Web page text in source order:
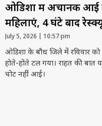
ओडिशा में अचानक आई
महिलाएं, 4 घंटे बाद
July 5, 2026 10:57 pm
ओडिशा के बौध जिले में रविवार
होते-होते टल गया। राहत की बात
चोट नहीं आई।